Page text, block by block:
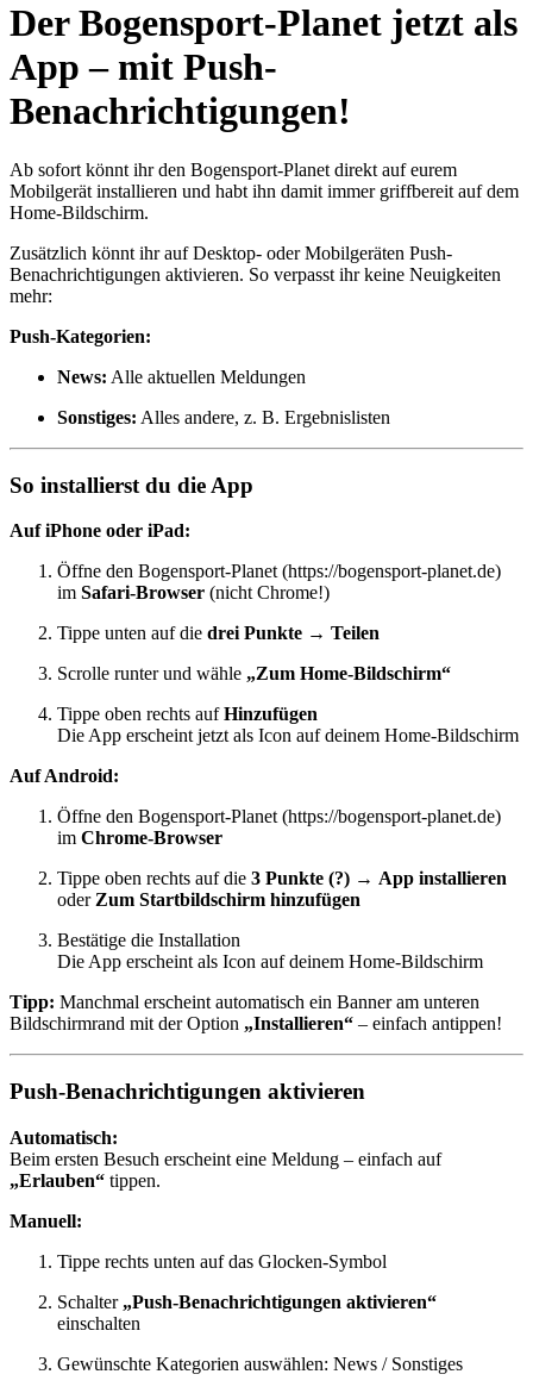
Der Bogensport-Planet jetzt als
App – mit Push-
Benachrichtigungen!
Ab sofort könnt ihr den Bogensport-Planet direkt auf eurem
Mobilgerät installieren und habt ihn damit immer griffbereit auf dem
Home-Bildschirm.
Zusätzlich könnt ihr auf Desktop- oder Mobilgeräten Push-
Benachrichtigungen aktivieren. So verpasst ihr keine Neuigkeiten
mehr:
Push-Kategorien:
News: Alle aktuellen Meldungen
Sonstiges: Alles andere, z. B. Ergebnislisten
So installierst du die App
Auf iPhone oder iPad:
Öffne den Bogensport-Planet (https://bogensport-planet.de)
im Safari-Browser (nicht Chrome!)
Tippe unten auf die drei Punkte → Teilen
Scrolle runter und wähle „Zum Home-Bildschirm“
Tippe oben rechts aufHinzufügen
Die App erscheint jetzt als Icon auf deinem Home-Bildschirm
Auf Android:
Öffne den Bogensport-Planet (https://bogensport-planet.de)
im Chrome-Browser
Tippe oben rechts auf die 3 Punkte (?) → App installieren
oder Zum Startbildschirm hinzufügen
Bestätige die Installation
Die App erscheint als Icon auf deinem Home-Bildschirm
Tipp: Manchmal erscheint automatisch ein Banner am unteren
Bildschirmrand mit der Option „Installieren“ – einfach antippen!
Push-Benachrichtigungen aktivieren
Automatisch:
Beim ersten Besuch erscheint eine Meldung – einfach auf
„Erlauben“ tippen.
Manuell:
Tippe rechts unten auf das Glocken-Symbol
Schalter „Push-Benachrichtigungen aktivieren“
einschalten
Gewünschte Kategorien auswählen: News / Sonstiges